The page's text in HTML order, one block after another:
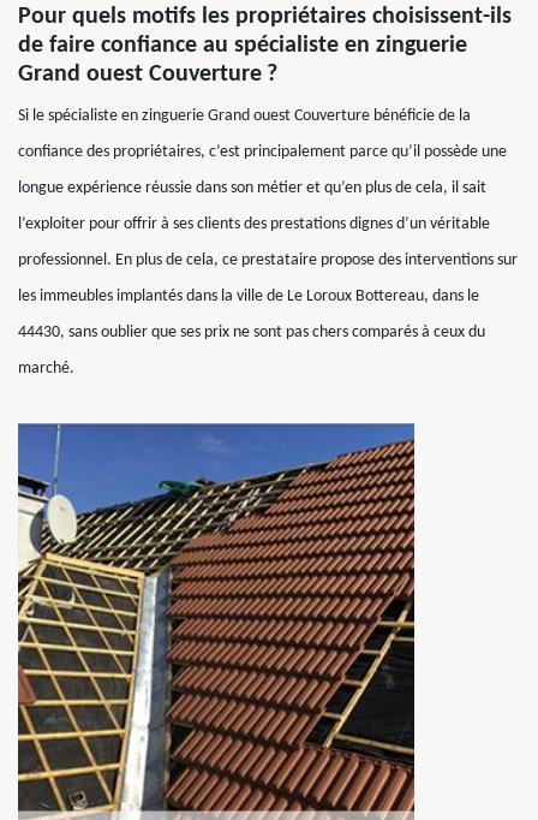
Pour quels motifs les propriétaires choisissent-ils
de faire confiance au spécialiste en zinguerie
Grand ouest Couverture ?
Si le spécialiste en zinguerie Grand ouest Couverture bénéficie de la
confiance des propriétaires, c’est principalement parce qu’il possède une
longue expérience réussie dans son métier et qu’en plus de cela, il sait
l’exploiter pour offrir à ses clients des prestations dignes d’un véritable
professionnel. En plus de cela, ce prestataire propose des interventions sur
les immeubles implantés dans la ville de Le Loroux Bottereau, dans le
44430, sans oublier que ses prix ne sont pas chers comparés à ceux du
marché.